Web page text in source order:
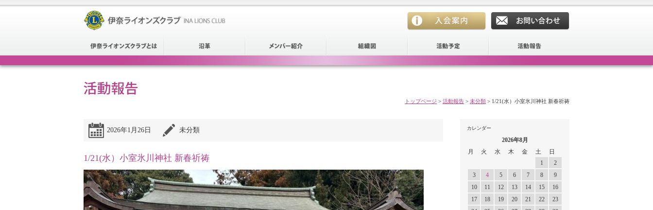
トップページ > 活動報告 > 未分類 > 1/21(水）小室氷川神社 新春祈祷
2026年1月26日 未分類
1/21(水）小室氷川神社 新春祈祷
カレンダー
2026年8月
月
火 水 木 金 土
日
1
2
3
4 5 6 7 8
9
10
11 12 13 14 15
16
17
18 19 20 21 22
23